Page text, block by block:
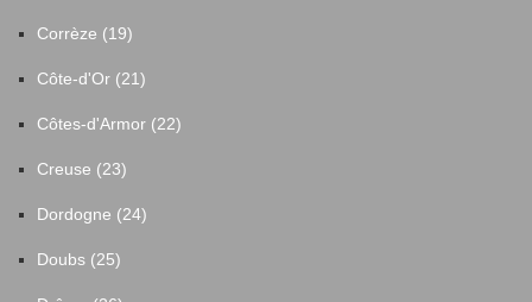
Corrèze (19)
Côte-d'Or (21)
Côtes-d'Armor (22)
Creuse (23)
Dordogne (24)
Doubs (25)